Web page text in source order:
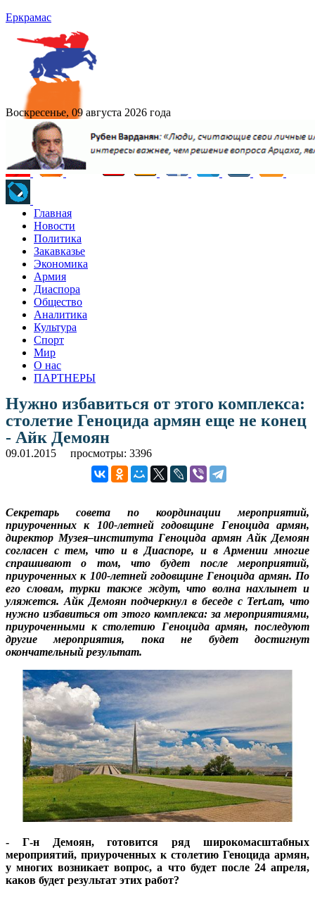
Еркрамас
Воскресенье, 09 августа 2026 года
Главная
Новости
Политика
Закавказье
Экономика
Армия
Диаспора
Общество
Аналитика
Культура
Спорт
Мир
О нас
ПАРТНЕРЫ
Нужно избавиться от этого комплекса:
столетие Геноцида армян еще не конец
- Айк Демоян
09.01.2015 просмотры: 3396
Секретарь совета по координации мероприятий,
приуроченных к 100-летней годовщине Геноцида армян,
директор Музея–института Геноцида армян Айк Демоян
согласен с тем, что и в Диаспоре, и в Армении многие
спрашивают о том, что будет после мероприятий,
приуроченных к 100-летней годовщине Геноцида армян. По
его словам, турки также ждут, что волна нахлынет и
уляжется. Айк Демоян подчеркнул в беседе с Tert.am, что
нужно избавиться от этого комплекса: за мероприятиями,
приуроченными к столетию Геноцида армян, последуют
другие мероприятия, пока не будет достигнут
окончательный результат.
- Г-н Демоян, готовится ряд широкомасштабных
мероприятий, приуроченных к столетию Геноцида армян,
у многих возникает вопрос, а что будет после 24 апреля,
каков будет результат этих работ?